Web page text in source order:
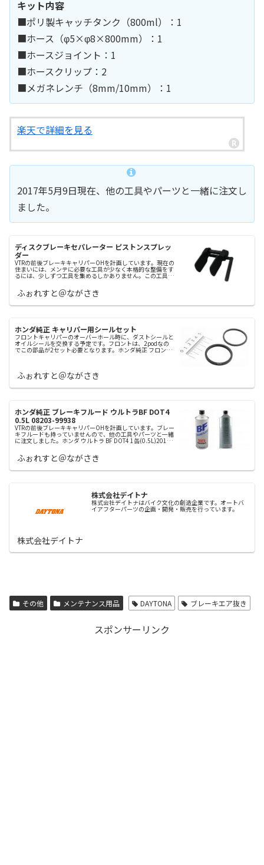
キット内容
■ポリ製キャッチタンク（800ml）：1
■ホース（φ5×φ8×800mm）：1
■ホースジョイント：1
■ホースクリップ：2
■メガネレンチ（8mm/10mm）：1
楽天で詳細を見る
2017年5月9日現在、他の工具やパーツと一緒に注文し
ました。
ディスクブレーキセパレーター ピストンスプレッ
ダー
VTRの前後ブレーキキャリパーOHを計画しています。現在の
住まいには、メンテに必要な工具が少なく本格的な整備をす
るには、少しずつ工具を集めるしかありません。この工具
のを楽するためにも欲し...
ふぉれすと＠ながさき
ホンダ純正 キャリパー用シールセット
フロントキャリパーのオーバーホール時に、ダストシールと
オイルシールを交換する予定です。フロントは、2podなの
でこの部品が2セット必要となります。ホンダ純正 フロント
ふぉれすと＠ながさき
ホンダ純正 ブレーキフルード ウルトラBF DOT4
0.5L 08203-99938
VTRの前後ブレーキキャリパーOHを計画しています。ブレー
キフルードも持っていませんので、他の工具やパーツと一緒
に注文しました。ホンダ ウルトラ BF DOT4 1缶(0.5L)2017
ふぉれすと＠ながさき
株式会社デイトナ
株式会社デイトナはバイク文化の創造企業です。オートバ
イアフターパーツの企画・開発・販売を行っています。
株式会社デイトナ
その他 メンテナンス用品 DAYTONA ブレーキエア抜き
スポンサーリンク